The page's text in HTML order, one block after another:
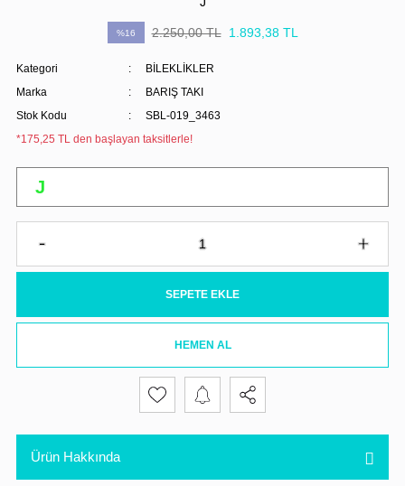
%16 2.250,00 TL 1.893,38 TL
Kategori
BİLEKLİKLER
Marka
BARIŞ TAKI
Stok Kodu
SBL-019_3463
*175,25 TL den başlayan taksitlerle!
SEPETE EKLE
HEMEN AL
Ürün Hakkında